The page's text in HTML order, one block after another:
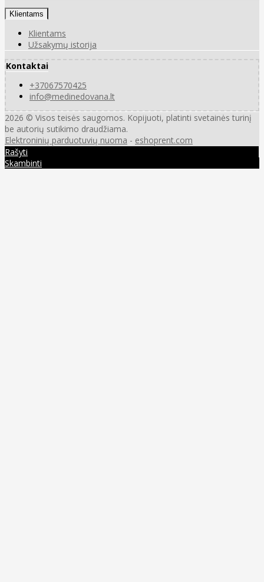
Klientams
Klientams
Užsakymų istorija
Kontaktai
+37067570425
info@medinedovana.lt
2026 © Visos teisės saugomos. Kopijuoti, platinti svetainės turinį
be autorių sutikimo draudžiama.
Elektroninių parduotuvių nuoma - eshoprent.com
Rašyti
Skambinti